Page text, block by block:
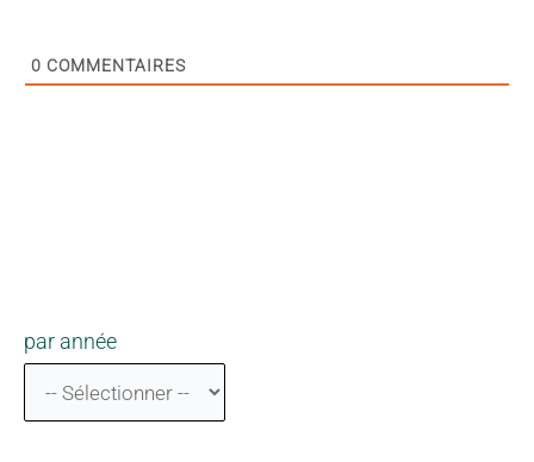
0 COMMENTAIRES
par année